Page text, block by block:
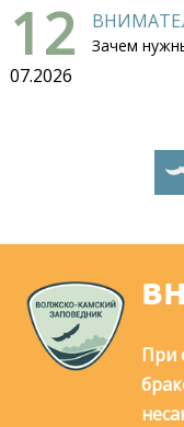
12
07.2026
Зачем
При